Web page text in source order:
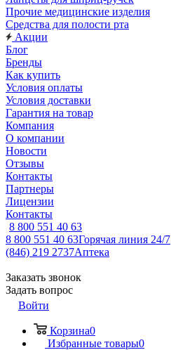
Прочие медицинские изделия
Средства для полости рта
Акции
Блог
Бренды
Как купить
Условия оплаты
Условия доставки
Гарантия на товар
Компания
О компании
Новости
Отзывы
Контакты
Партнеры
Лицензии
Контакты
8 800 551 40 63
8 800 551 40 63Горячая линия 24/7
(846) 219 2737Аптека
Заказать звонок
Задать вопрос
Войти
Корзина0
Избранные товары0